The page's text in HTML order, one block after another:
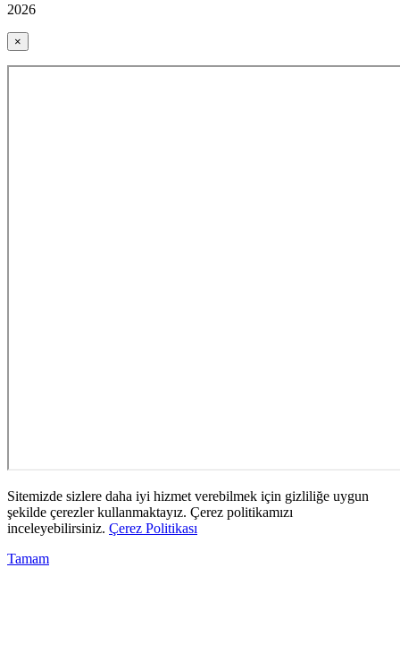
2026
×
Sitemizde sizlere daha iyi hizmet verebilmek için gizliliğe uygun
şekilde çerezler kullanmaktayız. Çerez politikamızı
inceleyebilirsiniz. Çerez Politikası
Tamam